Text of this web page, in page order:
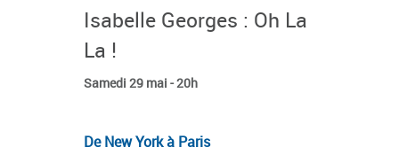
Isabelle Georges : Oh La
La !
Samedi 29 mai - 20h
De New York à Paris